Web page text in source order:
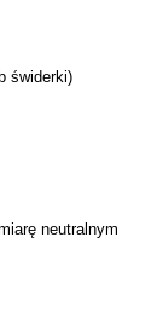
świderki)
neutralnym